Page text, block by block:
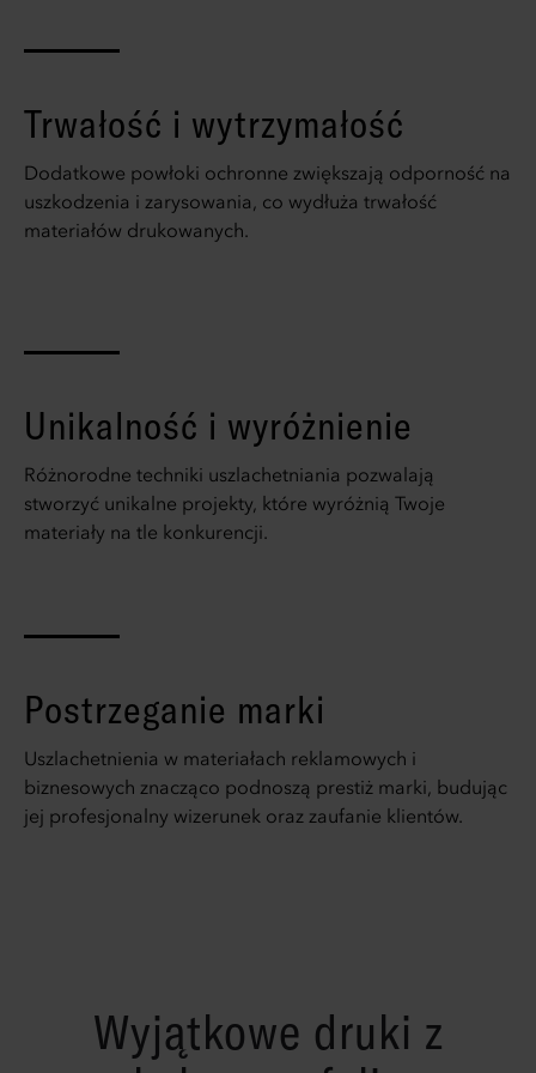
Trwałość i wytrzymałość
Dodatkowe powłoki ochronne zwiększają odporność na
uszkodzenia i zarysowania, co wydłuża trwałość
materiałów drukowanych.
Unikalność i wyróżnienie
Różnorodne techniki uszlachetniania pozwalają
stworzyć unikalne projekty, które wyróżnią Twoje
materiały na tle konkurencji.
Postrzeganie marki
Uszlachetnienia w materiałach reklamowych i
biznesowych znacząco podnoszą prestiż marki, budując
jej profesjonalny wizerunek oraz zaufanie klientów.
Wyjątkowe druki z